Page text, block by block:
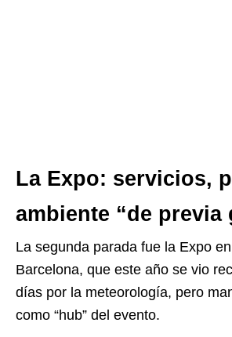
La Expo: servicios,
ambiente “de previa
La segunda parada fue la Expo
Barcelona, que este año se vio
días por la meteorología, pero
como “hub” del evento.